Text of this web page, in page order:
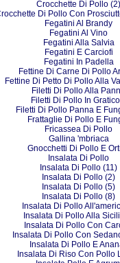
Crocchette Di Pollo (2)
Di Pollo Con
Fegatini Al Brandy
Fegatini Al Vino
Fegatini Alla Salvia
Fegatini E Carciofi
Fegatini In Padella
Fettine Di Carne Di Pollo
Fettine Di Petto Di Pollo Alla
Filetti Di Pollo Alla
Filetti Di Pollo In
Filetti Di Pollo Panna E
Frattaglie Di Pollo E
Fricassea Di Pollo
Gallina 'mbriaca
Gnocchetti Di Pollo E
Insalata Di Pollo
Insalata Di Pollo (11)
Insalata Di Pollo (2)
Insalata Di Pollo (5)
Insalata Di Pollo (8)
Insalata Di Pollo
Insalata Di Pollo Alla
Insalata Di Pollo Con
Insalata Di Pollo Con
Insalata Di Pollo E
Insalata Di Riso Con Pollo